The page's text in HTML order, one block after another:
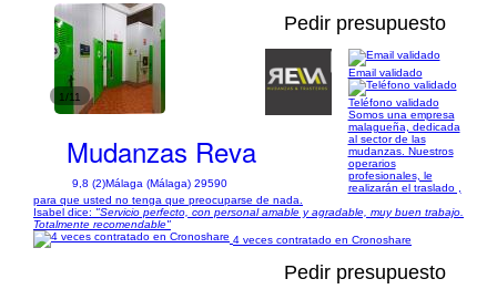
1/11
Pedir presupuesto
Mudanzas Reva
9,8 (2)Málaga (Málaga) 29590
Email validado
Teléfono validado
Somos una empresa
malagueña, dedicada
al sector de las
mudanzas. Nuestros
operarios
profesionales, le
realizarán el traslado ,
para que usted no tenga que preocuparse de nada.
Isabel dice: "Servicio perfecto, con personal amable y agradable, muy buen trabajo.
Totalmente recomendable"
4 veces contratado en Cronoshare
Pedir presupuesto